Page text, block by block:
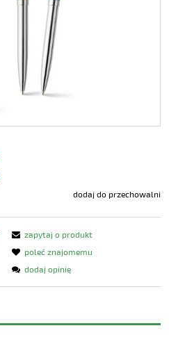
dodaj do przechowalni
zapytaj o produkt
poleć znajomemu
dodaj opinię